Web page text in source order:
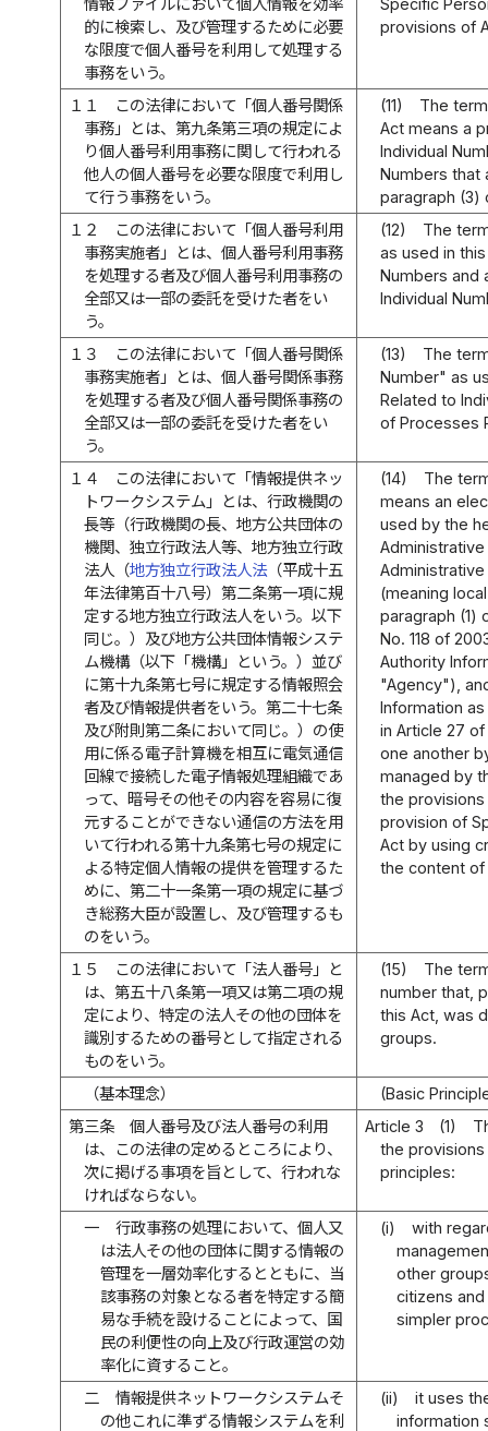
情報ファイルにおいて個人情報を効率
的に検索し、及び管理するために必要
な限度で個人番号を利用して処理する
事務をいう。
Specific
provisions of
１１
この法律において「個人番号関係
事務」とは、第九条第三項の規定によ
り個人番号利用事務に関して行われる
他人の個人番号を必要な限度で利用し
て行う事務をいう。
(11)
The
Act means a
Individual
Numbers that
paragraph (3)
１２
この法律において「個人番号利用
事務実施者」とは、個人番号利用事務
を処理する者及び個人番号利用事務の
全部又は一部の委託を受けた者をい
う。
(12)
The
as used in
Numbers and
Individual
１３
この法律において「個人番号関係
事務実施者」とは、個人番号関係事務
を処理する者及び個人番号関係事務の
全部又は一部の委託を受けた者をい
う。
(13)
The
Number" as
Related to
of Processes
１４
この法律において「情報提供ネッ
トワークシステム」とは、行政機関の
長等（行政機関の長、地方公共団体の
機関、独立行政法人等、地方独立行政
法人（地方独立行政法人法（平成十五
年法律第百十八号）第二条第一項に規
定する地方独立行政法人をいう。以下
同じ。）及び地方公共団体情報システ
ム機構（以下「機構」という。）並び
に第十九条第七号に規定する情報照会
者及び情報提供者をいう。第二十七条
及び附則第二条において同じ。）の使
用に係る電子計算機を相互に電気通信
回線で接続した電子情報処理組織であ
って、暗号その他その内容を容易に復
元することができない通信の方法を用
いて行われる第十九条第七号の規定に
よる特定個人情報の提供を管理するた
めに、第二十一条第一項の規定に基づ
き総務大臣が設置し、及び管理するも
のをいう。
(14)
The
means an
used by the
(meaning
paragraph (1)
No. 118 of
Authority
"Agency"),
Information
in Article 27
one another
managed by
the provisions
provision of
Act by using
the content
１５
この法律において「法人番号」と
は、第五十八条第一項又は第二項の規
定により、特定の法人その他の団体を
識別するための番号として指定される
ものをいう。
(15)
The
number that,
this Act, was
groups.
（基本理念）
(Basic
第三条
個人番号及び法人番号の利用
は、この法律の定めるところにより、
次に掲げる事項を旨として、行われな
ければならない。
Article 3 (1)
the
principles:
一
行政事務の処理において、個人又
は法人その他の団体に関する情報の
管理を一層効率化するとともに、当
該事務の対象となる者を特定する簡
易な手続を設けることによって、国
民の利便性の向上及び行政運営の効
率化に資すること。
(i)
with
other
citizens
simpler
二
情報提供ネットワークシステムそ
の他これに準ずる情報システムを利
(ii)
it uses
information